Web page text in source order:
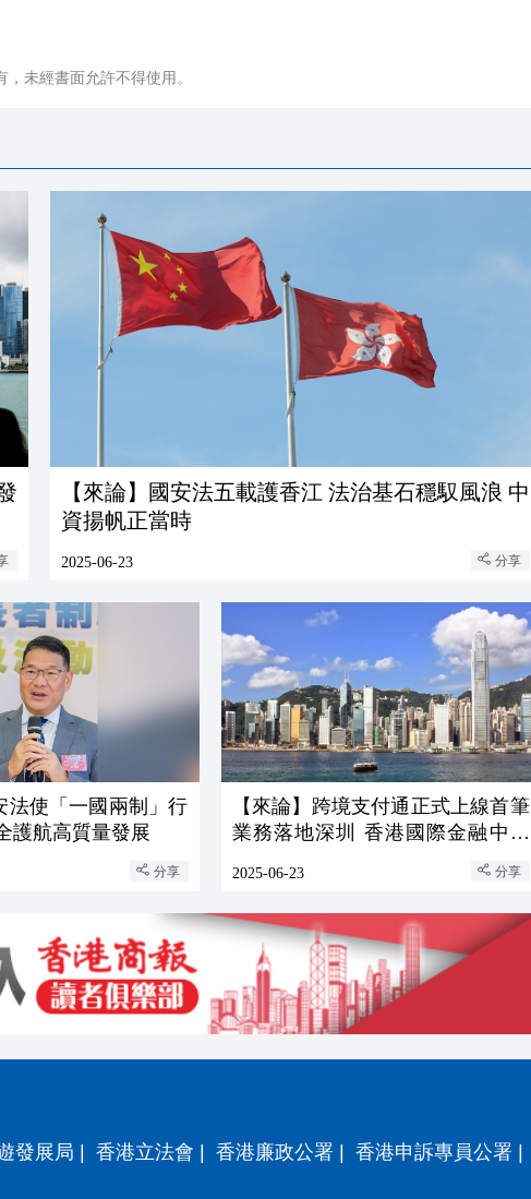
未經書面允許不得使用。
【來論】國安法五載護香江 法治基石穩馭風浪 中
資揚帆正當時
2025-06-23 分享
法使「一國兩制」行
護航高質量發展
分享
【來論】跨境支付通正式上線首筆
業務落地深圳 香港國際金融中心
2025-06-23 分享
發展局 | 香港立法會 | 香港廉政公署 | 香港申訴專員公署 |